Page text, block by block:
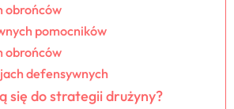
obrońców
pomocników
obrońców
defensywnych
się do strategii drużyny?